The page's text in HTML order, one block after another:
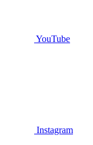
YouTube
Instagram